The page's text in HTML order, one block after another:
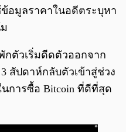
ข้อมูลราคาในอดีตระบุหา
กตัวเริ่มดีดตัวออกจาก
สัปดาห์กลับตัวเข้าสู่ช่วง
การซื้อ Bitcoin ที่ดีที่สุด